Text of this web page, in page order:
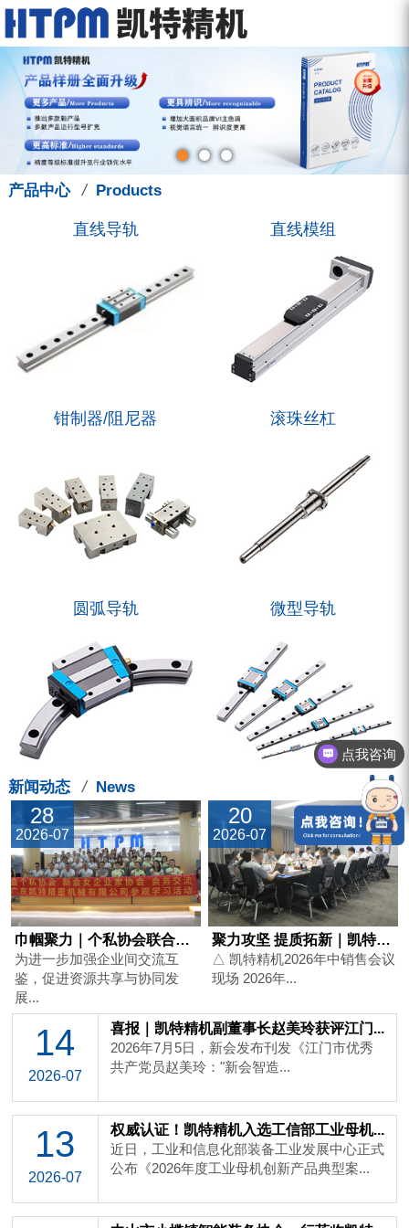
走进凯特
关于我们
品牌故事
人才管理
产品中心
直线导轨
直线模组
钳制器/阻尼器
圆弧导轨
微型导轨
服务中心
型录下载
图型下载
技术支援
新闻中心
新闻动态
展会讯息
凯特学堂
联系我们
联系方式
招聘信息
产品中心 /Products
直线导轨 直线模组
钳制器/阻尼器 滚珠丝杠
圆弧导轨 微型导轨
新闻动态 /News
28
2026-07
巾帼聚力｜个私协会联合新会女企业家协...
为进一步加强企业间交流互
鉴，促进资源共享与协同发
展...
20
2026-07
聚力攻坚 提质拓新｜凯特精机2026...
△ 凯特精机2026年中销售会议
现场 2026年...
14
2026-07
喜报｜凯特精机副董事长赵美玲获评江门...
2026年7月5日，新会发布刊发《江门市优秀
共产党员赵美玲："新会智造...
13
2026-07
权威认证！凯特精机入选工信部工业母机...
近日，工业和信息化部装备工业发展中心正式
公布《2026年度工业母机创新产品典型案...
点我咨询